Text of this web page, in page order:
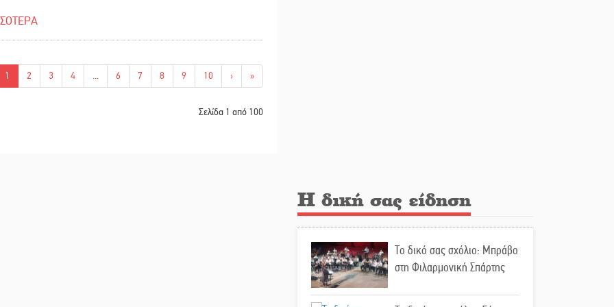
1 2 3 4 ... 6 7 8 9 10 › »
Σελίδα 1 από 100
Εντοπισμός και διάσωση
μεταναστών ανοιχτά του
Ταίναρου
Και ο Π. Νίκας δείχνει τον
ΦοΔΣΑ για τα «σπιτάκια»
Η δική σας είδηση
Το δικό σας σχόλιο: Μπράβο
στη Φιλαρμονική Σπάρτης